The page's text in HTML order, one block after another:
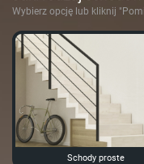
Wybierz opcję lub kliknij
Schody proste